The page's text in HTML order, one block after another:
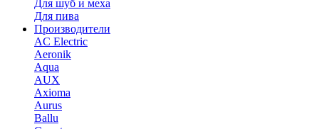
Для шуб и меха
Для пива
Производители
AC Electric
Aeronik
Aqua
AUX
Axioma
Aurus
Ballu